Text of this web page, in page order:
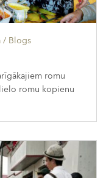
/ Blogs
romu
romu kopienu